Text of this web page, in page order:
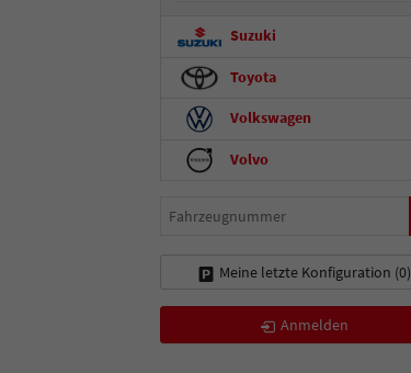
Suzuki
Toyota
Volkswagen
Volvo
Fahrzeugnummer
Meine letzte Konfiguration (0)
Anmelden